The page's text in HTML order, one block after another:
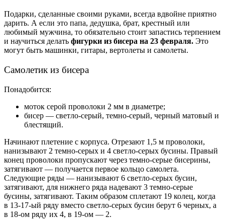
Подарки, сделанные своими руками, всегда вдвойне приятно
дарить. А если это папа, дедушка, брат, крестный или
любимый мужчина, то обязательно стоит запастись терпением
и научиться делать фигурки из бисера на 23 февраля. Это
могут быть машинки, гитары, вертолеты и самолеты.
Самолетик из бисера
Понадобится:
моток серой проволоки 2 мм в диаметре;
бисер — светло-серый, темно-серый, черный матовый и
блестящий.
Начинают плетение с корпуса. Отрезают 1,5 м проволоки,
нанизывают 2 темно-серых и 4 светло-серых бусины. Правый
конец проволоки пропускают через темно-серые бисерины,
затягивают — получается первое кольцо самолета.
Следующие ряды — нанизывают 6 светло-серых бусин,
затягивают, для нижнего ряда надевают 3 темно-серые
бусины, затягивают. Таким образом сплетают 19 колец, когда
в 13-17-ый ряду вместо светло-серых бусин берут 6 черных, а
в 18-ом ряду их 4, в 19-ом — 2.